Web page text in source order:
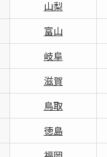
山梨
富山
岐阜
滋賀
鳥取
徳島